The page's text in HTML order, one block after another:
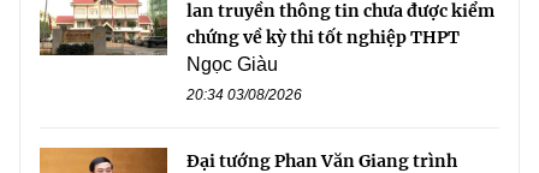
lan truyền thông tin chưa được kiểm
chứng về kỳ thi tốt nghiệp THPT
Ngọc Giàu
20:34 03/08/2026
Đại tướng Phan Văn Giang trình